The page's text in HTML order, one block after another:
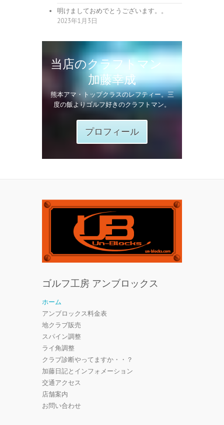
明けましておめでとうございます。。
2023年1月3日
当店のクラフトマン
加藤幸成
熊本アマ・トップクラスのレフティー。三
度の飯よりゴルフ好きのクラフトマン。
プロフィール
ゴルフ工房 アンブロックス
ホーム
アンブロックス料金表
地クラブ販売
スパイン調整
ライ角調整
クラブ診断やってますか・・？
加藤日記とインフォメーション
交通アクセス
店舗案内
お問い合わせ